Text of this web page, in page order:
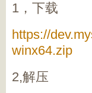
1，下载
https://
winx64.zip
2,解压